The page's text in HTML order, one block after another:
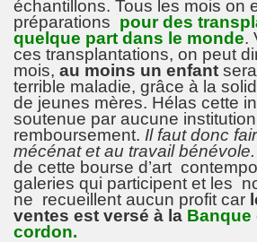
échantillons. Tous les mois on
préparations pour des
quelque part dans le monde.
ces transplantations, on peut
mois, au moins un enfant
terrible maladie, grâce à la
de jeunes mères. Hélas cette
soutenue par aucune
remboursement. Il faut donc
mécénat et au travail bénévole.
de cette bourse d’art
galeries qui participent et les
ne recueillent aucun profit car
ventes est versé à la Banque
cordon.